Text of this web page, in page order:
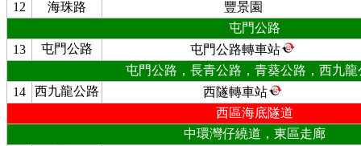
12 海珠路
豐景園
屯門公路
13
屯門公路
屯門公路轉車站
屯門公路，長青公路，青葵公路，西九龍
14
西九龍公路
西隧轉車站
西區海底隧道
中環灣仔繞道，東區走廊